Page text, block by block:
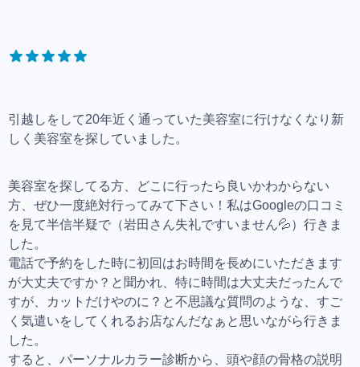
引越しをして20年近く通っていた美容室に行けなくなり新
しく美容室を探していました。
美容室を探してる方、どこに行ったら良いかわからない
方、ぜひ一度絶対行ってみて下さい！私はGoogleの口コミ
を見て半信半疑で（岩田さん失礼ですいません💦）行きま
した。
電話で予約をした時に初回はお時間を長めにいただきます
が大丈夫ですか？と聞かれ、特に時間は大丈夫だったんで
すが、カットだけやのに？と不思議な質問のような、すご
く気遣いをしてくれるお店なんだなぁと思いながら行きま
した。
すると、パーソナルカラー診断から、頭や顔の骨格の説明